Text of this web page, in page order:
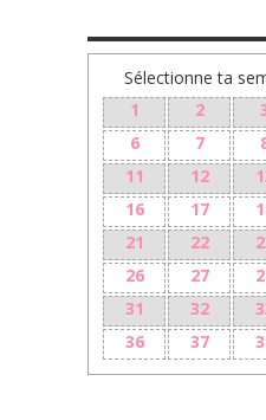
Sélectionne ta
1
2
6
7
11
12
16
17
21
22
26
27
31
32
36
37